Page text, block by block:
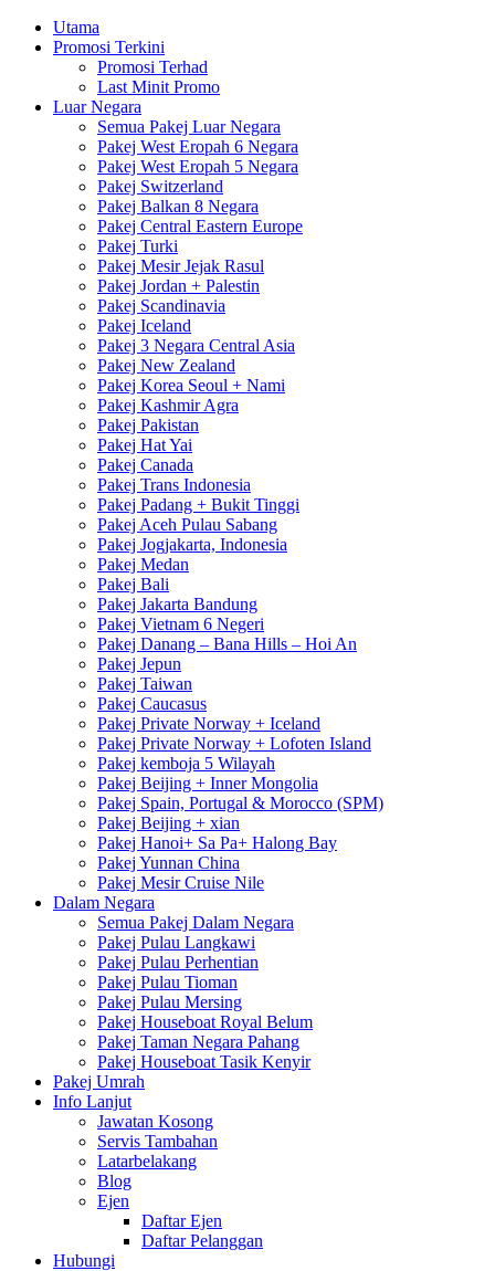
Utama
Promosi Terkini
Promosi Terhad
Last Minit Promo
Luar Negara
Semua Pakej Luar Negara
Pakej West Eropah 6 Negara
Pakej West Eropah 5 Negara
Pakej Switzerland
Pakej Balkan 8 Negara
Pakej Central Eastern Europe
Pakej Turki
Pakej Mesir Jejak Rasul
Pakej Jordan + Palestin
Pakej Scandinavia
Pakej Iceland
Pakej 3 Negara Central Asia
Pakej New Zealand
Pakej Korea Seoul + Nami
Pakej Kashmir Agra
Pakej Pakistan
Pakej Hat Yai
Pakej Canada
Pakej Trans Indonesia
Pakej Padang + Bukit Tinggi
Pakej Aceh Pulau Sabang
Pakej Jogjakarta, Indonesia
Pakej Medan
Pakej Bali
Pakej Jakarta Bandung
Pakej Vietnam 6 Negeri
Pakej Danang – Bana Hills – Hoi An
Pakej Jepun
Pakej Taiwan
Pakej Caucasus
Pakej Private Norway + Iceland
Pakej Private Norway + Lofoten Island
Pakej kemboja 5 Wilayah
Pakej Beijing + Inner Mongolia
Pakej Spain, Portugal & Morocco (SPM)
Pakej Beijing + xian
Pakej Hanoi+ Sa Pa+ Halong Bay
Pakej Yunnan China
Pakej Mesir Cruise Nile
Dalam Negara
Semua Pakej Dalam Negara
Pakej Pulau Langkawi
Pakej Pulau Perhentian
Pakej Pulau Tioman
Pakej Pulau Mersing
Pakej Houseboat Royal Belum
Pakej Taman Negara Pahang
Pakej Houseboat Tasik Kenyir
Pakej Umrah
Info Lanjut
Jawatan Kosong
Servis Tambahan
Latarbelakang
Blog
Ejen
Daftar Ejen
Daftar Pelanggan
Hubungi